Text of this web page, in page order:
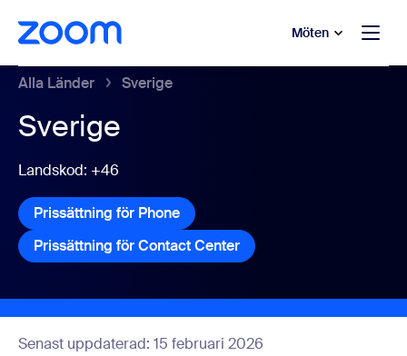
huvudinnehåll
till hjälpchatt Möten
Alla Länder Sverige
Sverige
Landskod: +46
Prissättning för Phone Prissättning för Phone
Prissättning för Contact Center Prissättning för Contact
Senast uppdaterad: 15 februari 2026